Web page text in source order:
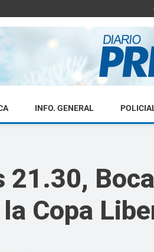
INFO. GENERAL
21.30,
Copa